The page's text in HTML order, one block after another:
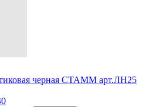
черная СТАММ арт.ЛН25